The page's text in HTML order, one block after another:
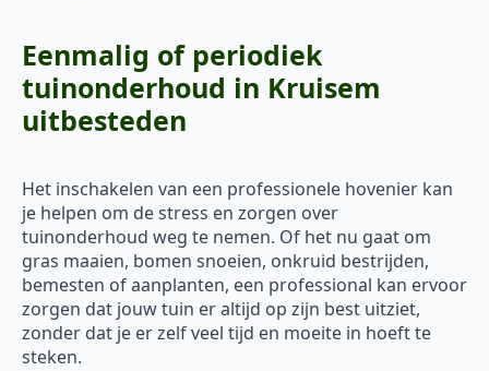
Eenmalig of periodiek
tuinonderhoud in Kruisem
uitbesteden
Het inschakelen van een professionele hovenier kan
je helpen om de stress en zorgen over
tuinonderhoud weg te nemen. Of het nu gaat om
gras maaien, bomen snoeien, onkruid bestrijden,
bemesten of aanplanten, een professional kan ervoor
zorgen dat jouw tuin er altijd op zijn best uitziet,
zonder dat je er zelf veel tijd en moeite in hoeft te
steken.